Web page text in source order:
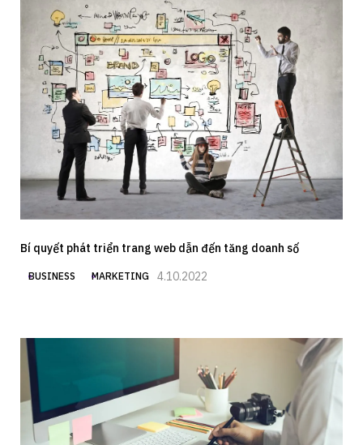
Bí quyết phát triển trang web dẫn đến tăng doanh số
BUSINESS MARKETING 4.10.2022